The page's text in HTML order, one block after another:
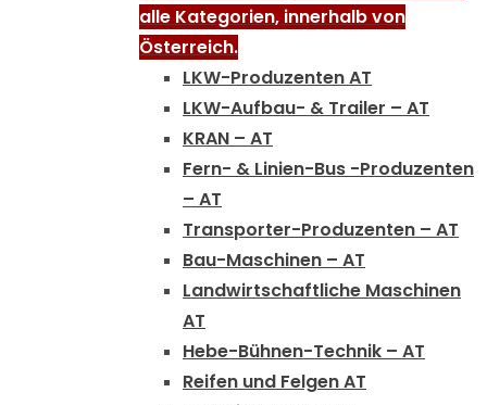
alle Kategorien, innerhalb von
Österreich.
LKW-Produzenten AT
LKW-Aufbau- & Trailer – AT
KRAN – AT
Fern- & Linien-Bus -Produzenten
– AT
Transporter-Produzenten – AT
Bau-Maschinen – AT
Landwirtschaftliche Maschinen
AT
Hebe-Bühnen-Technik – AT
Reifen und Felgen AT